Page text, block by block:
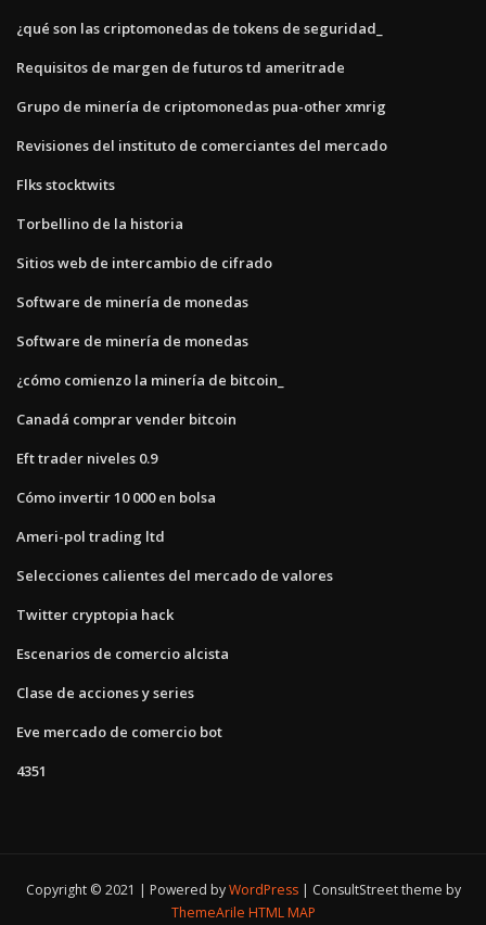
¿qué son las criptomonedas de tokens de seguridad_
Requisitos de margen de futuros td ameritrade
Grupo de minería de criptomonedas pua-other xmrig
Revisiones del instituto de comerciantes del mercado
Flks stocktwits
Torbellino de la historia
Sitios web de intercambio de cifrado
Software de minería de monedas
Software de minería de monedas
¿cómo comienzo la minería de bitcoin_
Canadá comprar vender bitcoin
Eft trader niveles 0.9
Cómo invertir 10 000 en bolsa
Ameri-pol trading ltd
Selecciones calientes del mercado de valores
Twitter cryptopia hack
Escenarios de comercio alcista
Clase de acciones y series
Eve mercado de comercio bot
4351
Copyright © 2021 | Powered byWordPress
ConsultStreet theme by
ThemeArile HTML MAP